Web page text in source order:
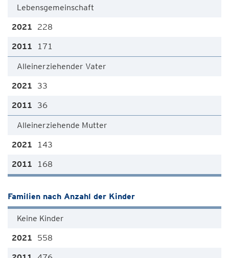
Lebensgemeinschaft
228
171
Alleinerziehender Vater
33
36
Alleinerziehende Mutter
143
168
Familien nach Anzahl der Kinder
Keine Kinder
558